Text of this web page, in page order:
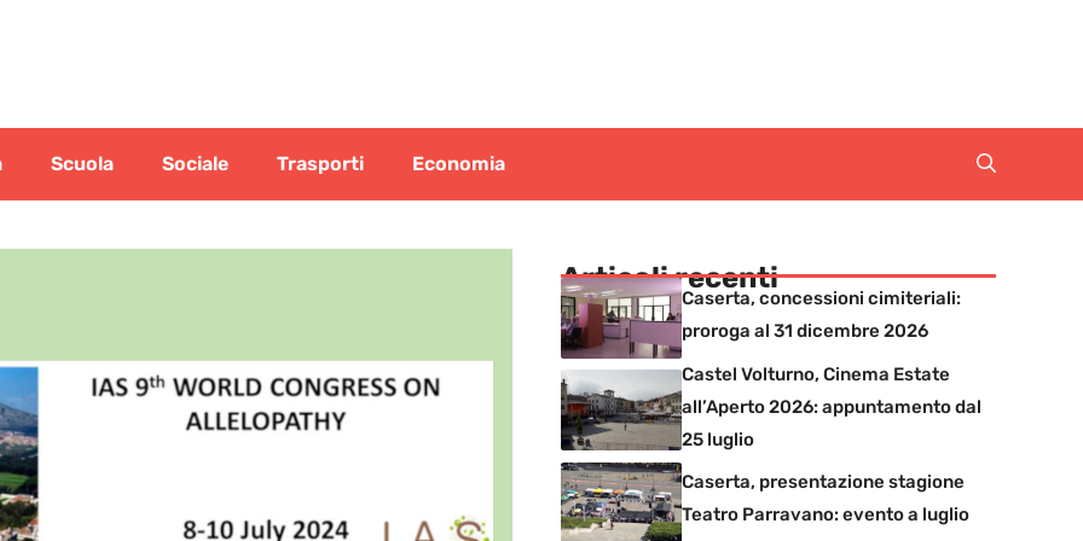
Scuola Sociale Trasporti Economia
Articoli recenti
Caserta, concessioni cimiteriali:
proroga al 31 dicembre 2026
Castel Volturno, Cinema Estate
all’Aperto 2026: appuntamento dal
25 luglio
Caserta, presentazione stagione
Teatro Parravano: evento a luglio